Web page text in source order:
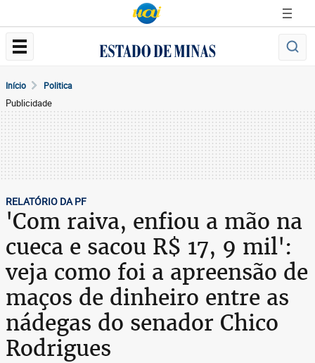
Início Politica
Publicidade
RELATÓRIO DA PF
'Com raiva, enfiou a mão na
cueca e sacou R$ 17, 9 mil':
veja como foi a apreensão de
maços de dinheiro entre as
nádegas do senador Chico
Rodrigues